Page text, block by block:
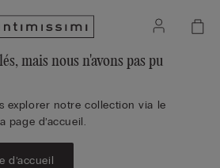
mais nous n'avons pas pu
explorer notre collection via le
page d’accueil.
d’accueil